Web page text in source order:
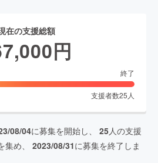
在の支援総額
円
終了
支援者数25 人
08/04に募集を開始し、 25人の支援
集め、 2023/08/31に募集を終了しま